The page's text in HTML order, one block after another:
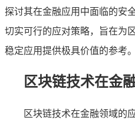
探讨其在金融应用中面临的安
切实可行的应对策略，旨在为
稳定应用提供极具价值的参考。
区块链技术在金
区块链技术在金融领域的